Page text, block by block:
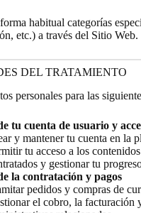
habitual categorías
etc.) a través del Sitio Web.
DEL TRATAMIENTO
personales para las
tu cuenta de usuario y
y mantener tu cuenta en la
tu acceso a los
y gestionar tu
la contratación y pagos
pedidos y compras de
el cobro, la facturación